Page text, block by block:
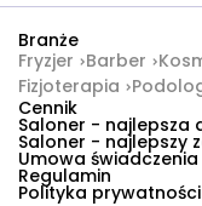
Branże
Fryzjer Barber
Fizjoterapia
Cennik
Saloner - najlepsza
Saloner - najlepszy
Umowa
Regulamin
Polityka prywatności